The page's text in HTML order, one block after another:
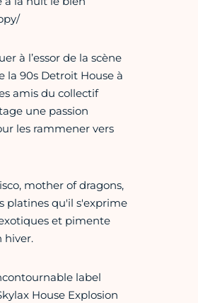
à l’essor de la scène
la 90s Detroit House à
amis du collectif
une passion
les rammener vers
mother of dragons,
platines qu'il s'exprime
et pimente
hiver.
label
House Explosion